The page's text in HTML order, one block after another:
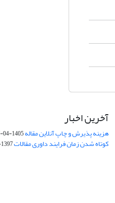
آخرین اخبار
هزینه پذیرش و چاپ آنلاین مقاله1405-04-07
کوتاه شدن زمان فرایند داوری مقالات1397-06-05